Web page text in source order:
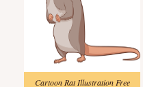
Cartoon Rat Illustration Free